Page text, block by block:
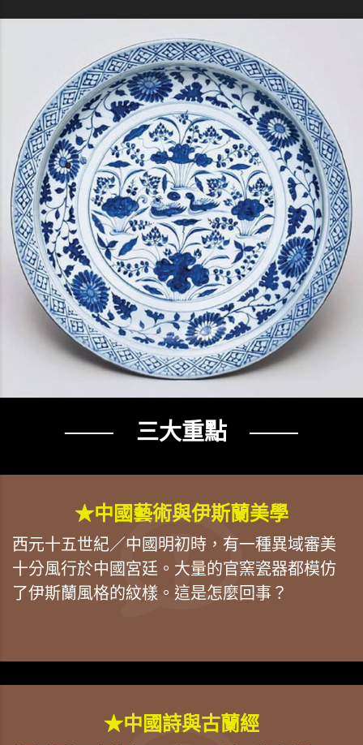
─── 三大重點 ───
★中國藝術與伊斯蘭美學
西元十五世紀／中國明初時，有一種異域審美
十分風行於中國宮廷。大量的官窯瓷器都模仿
了伊斯蘭風格的紋樣。這是怎麼回事？
★中國詩與古蘭經